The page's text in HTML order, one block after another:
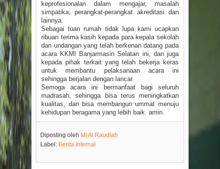
keprofesionalan dalam mengajar, masalah
simpatika, perangkat-perangkat akreditasi dan
lainnya.
Sebagai tuan rumah tidak lupa kami ucapkan
ribuan terima kasih kepada para kepala sekolah
dan undangan yang telah berkenan datang pada
acara KKMI Banjarmasin Selatan ini, dan juga
kepada pihak terkait yang telah bekerja keras
untuk membantu pelaksanaan acara ini
sehingga berjalan dengan lancar.
Semoga acara ini bermanfaat bagi seluruh
madrasah, sehingga bisa terus meningkatkan
kualitas, dan bisa membangun ummat menuju
kehidupan beragama yang lebih baik. amin.
Diposting oleh MI Al Raudlah
Label: Berita Internal